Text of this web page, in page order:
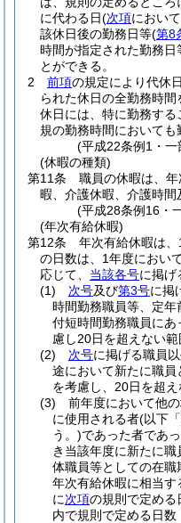
に代わる日(次項におい
該休日後の勤務日等(第8
時間が指定された勤務
とができる。
2
前項の規定により代休
られた休日の全勤務時
休日には、特に勤務す
規の勤務時間においても
(平成22条例1・一
(休暇の種類)
第11条
職員の休暇は、
暇、介護休暇、介護時間
(平成28条例16・
(年次有給休暇)
第12条
年次有給休暇は
の日数は、1年度において
応じて、 当該各号に掲げ
(1)
次号及び第3号に掲
時間勤務職員等、定
付短時間勤務職員に
慮し20日を超えない
(2)
次号に掲げる職員
途において新たに職
を考慮し、20日を超
(3)
前年度において他
に使用される者(以下
う。)であった者であ
き当該年度に新たに
体職員等としての在
年次有給休暇に相当
に次項の規則で定める
内で規則で定める日数